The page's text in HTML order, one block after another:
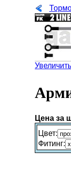
Увеличить
Цена за
Цвет:
Фитинг: